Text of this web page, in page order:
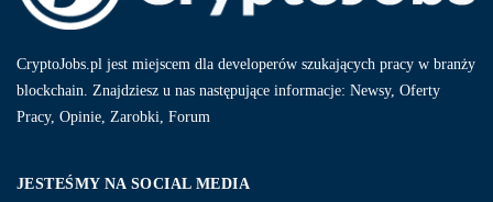
CryptoJobs.pl jest miejscem dla developerów szukających pracy w branży
blockchain. Znajdziesz u nas następujące informacje: Newsy, Oferty
Pracy, Opinie, Zarobki, Forum
JESTEŚMY NA SOCIAL MEDIA